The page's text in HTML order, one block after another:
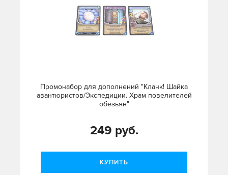
Промонабор для дополнений "Кланк! Шайка
авантюристов/Экспедиции. Храм повелителей
обезьян"
249 руб.
КУПИТЬ